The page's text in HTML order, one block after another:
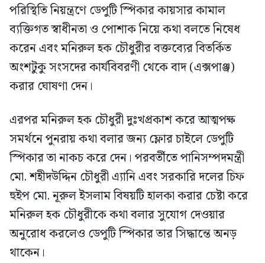
পরিস্থিতি নিয়ন্ত্রণে ডেপুটি স্পিকার কায়সার কামাল
ব্যক্তিগত স্বাধীনতা ও পোশাক নিয়ে কথা বলতে নিষেধ
করেন এবং মনিরুল হক চৌধুরীর বক্তব্যের বিতর্কিত
অংশটুকু সংসদের কার্যবিবরণী থেকে বাদ (এক্সপাঞ্জ)
করার ঘোষণা দেন।
এরপর মনিরুল হক চৌধুরী দুঃখপ্রকাশ করে আত্মপক্ষ
সমর্থনে পুনরায় কথা বলার জন্য ফ্লোর চাইলে ডেপুটি
স্পিকার তা নাকচ করে দেন। পরবর্তীতে পানিসম্পদমন্ত্রী
মো. শহীদউদ্দিন চৌধুরী এ্যানি এবং সরকারি দলের চিফ
হুইপ মো. নূরুল ইসলাম বিষয়টি হালকা করার চেষ্টা করে
মনিরুল হক চৌধুরীকে কথা বলার সুযোগ দেওয়ার
অনুরোধ করলেও ডেপুটি স্পিকার তার সিদ্ধান্তে অনড়
থাকেন।